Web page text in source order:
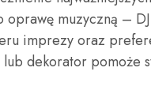
muzyczną –
imprezy oraz
dekorator pomoże